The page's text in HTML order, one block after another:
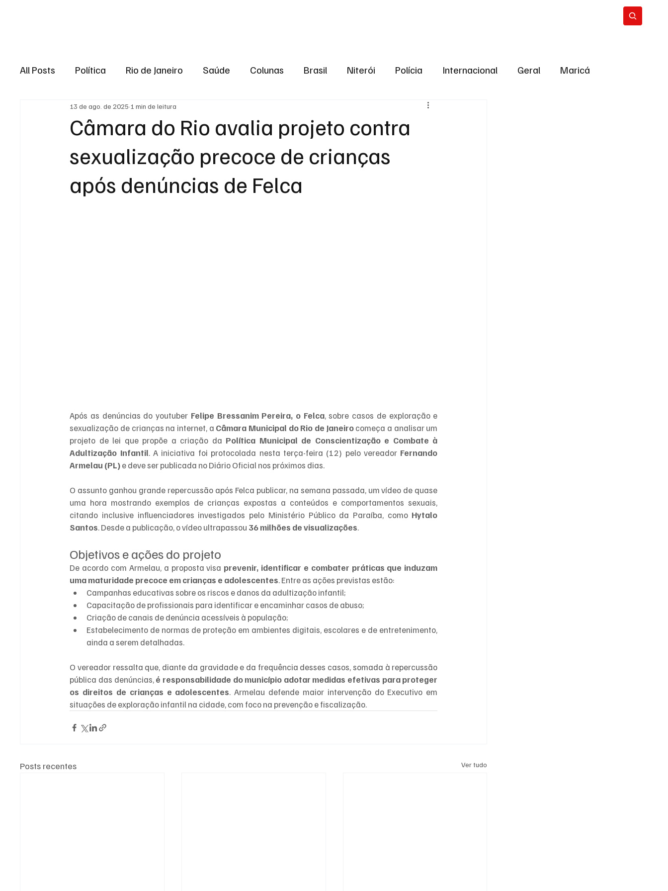
All Posts Política Rio de Janeiro Saúde Colunas Brasil Niterói Polícia Internacional Geral Maricá
Região dos lagos Baixada Fluminense Região Metropolitana
Esporte Niterói Zona Oeste Região serrana Economia Zona Norte
Entretenimento Serviço Eleições 2024 Norte Fluminense
Câmara do Rio avalia projeto contra
sexualização precoce de crianças
após denúncias de Felca
13 de ago. de 2025 1 min de leitura
Após as denúncias do youtuber Felipe Bressanim Pereira, o Felca, sobre casos de exploração e
sexualização de crianças na internet, a Câmara Municipal do Rio de Janeiro começa a analisar um
projeto de lei que propõe a criação da Política Municipal de Conscientização e Combate à
Adultização Infantil. A iniciativa foi protocolada nesta terça-feira (12) pelo vereador Fernando
Armelau (PL) e deve ser publicada no Diário Oficial nos próximos dias.
O assunto ganhou grande repercussão após Felca publicar, na semana passada, um vídeo de quase
uma hora mostrando exemplos de crianças expostas a conteúdos e comportamentos sexuais,
citando inclusive influenciadores investigados pelo Ministério Público da Paraíba, como Hytalo
Santos. Desde a publicação, o vídeo ultrapassou 36 milhões de visualizações.
Objetivos e ações do projeto
De acordo com Armelau, a proposta visa prevenir, identificar e combater práticas que induzam
uma maturidade precoce em crianças e adolescentes. Entre as ações previstas estão:
Campanhas educativas sobre os riscos e danos da adultização infantil;
Capacitação de profissionais para identificar e encaminhar casos de abuso;
Criação de canais de denúncia acessíveis à população;
Estabelecimento de normas de proteção em ambientes digitais, escolares e de entretenimento,
ainda a serem detalhadas.
O vereador ressalta que, diante da gravidade e da frequência desses casos, somada à repercussão
pública das denúncias, é responsabilidade do município adotar medidas efetivas para proteger
os direitos de crianças e adolescentes. Armelau defende maior intervenção do Executivo em
situações de exploração infantil na cidade, com foco na prevenção e fiscalização.
Posts recentes Ver tudo